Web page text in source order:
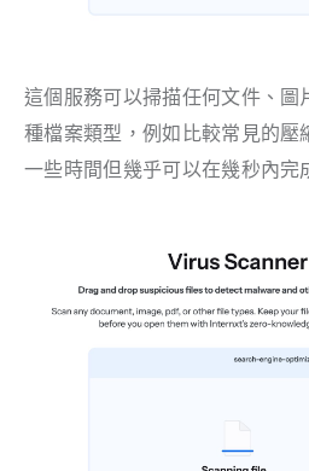
這個服務可以掃描任何文件、圖
種檔案類型，例如比較常見的壓
一些時間但幾乎可以在幾秒內完